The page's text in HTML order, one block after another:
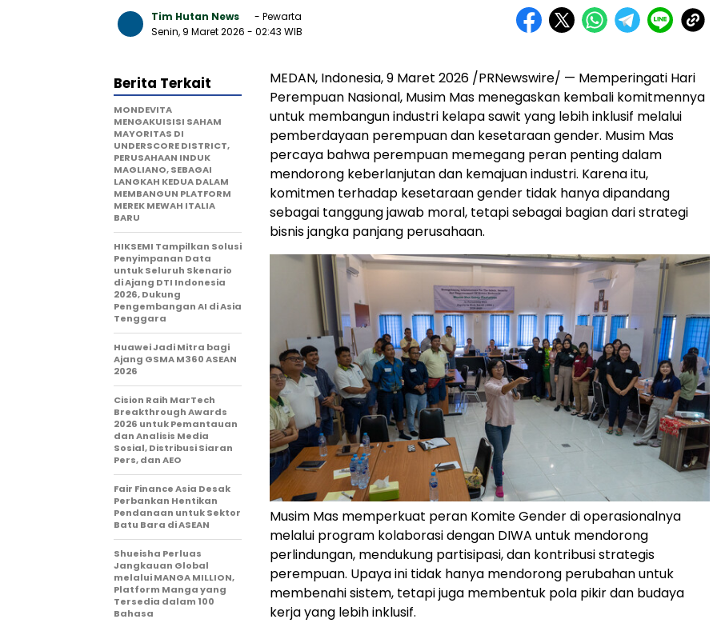
Tim Hutan News
- Pewarta
Senin, 9 Maret 2026 - 02:43 WIB
MEDAN, Indonesia,9 Maret 2026 /PRNewswire/ — Memperingati Hari
Perempuan Nasional, Musim Mas menegaskan kembali komitmennya
untuk membangun industri kelapa sawit yang lebih inklusif melalui
pemberdayaan perempuan dan kesetaraan gender. Musim Mas
percaya bahwa perempuan memegang peran penting dalam
mendorong keberlanjutan dan kemajuan industri. Karena itu,
komitmen terhadap kesetaraan gender tidak hanya dipandang
sebagai tanggung jawab moral, tetapi sebagai bagian dari strategi
bisnis jangka panjang perusahaan.
Musim Mas memperkuat peran Komite Gender di operasionalnya
melalui program kolaborasi dengan DIWA untuk mendorong
perlindungan, mendukung partisipasi, dan kontribusi strategis
perempuan. Upaya ini tidak hanya mendorong perubahan untuk
membenahi sistem, tetapi juga membentuk pola pikir dan budaya
kerja yang lebih inklusif.
Berita Terkait
MONDEVITA
MENGAKUISISI SAHAM
MAYORITAS DI
UNDERSCORE DISTRICT,
PERUSAHAAN INDUK
MAGLIANO, SEBAGAI
LANGKAH KEDUA DALAM
MEMBANGUN PLATFORM
MEREK MEWAH ITALIA
BARU
HIKSEMI Tampilkan Solusi
Penyimpanan Data
untuk Seluruh Skenario
di Ajang DTI Indonesia
2026, Dukung
Pengembangan AI di Asia
Tenggara
Huawei Jadi Mitra bagi
Ajang GSMA M360 ASEAN
2026
Cision Raih MarTech
Breakthrough Awards
2026 untuk Pemantauan
dan Analisis Media
Sosial, Distribusi Siaran
Pers, dan AEO
Fair Finance Asia Desak
Perbankan Hentikan
Pendanaan untuk Sektor
Batu Bara di ASEAN
Shueisha Perluas
Jangkauan Global
melalui MANGA MILLION,
Platform Manga yang
Tersedia dalam 100
Bahasa